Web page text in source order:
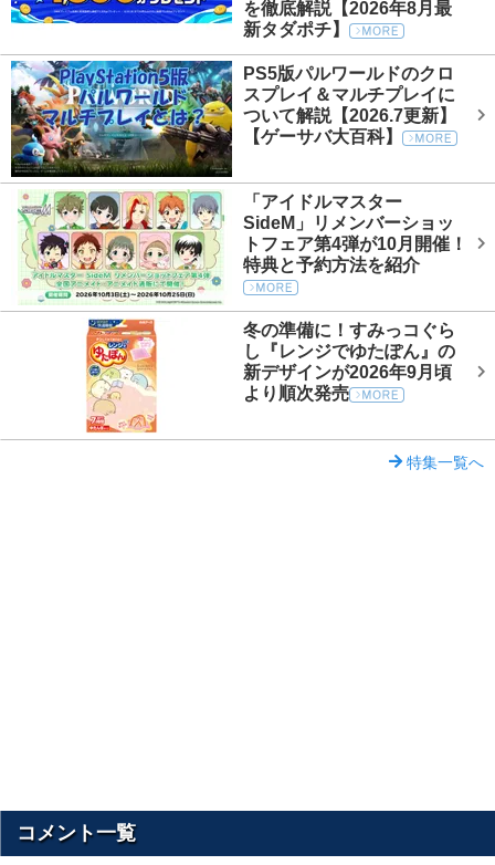
を徹底解説【2026年8月最
新タダポチ】
PS5版パルワールドのクロ
スプレイ＆マルチプレイに
ついて解説【2026.7更新】
【ゲーサバ大百科】
「アイドルマスター
SideM」リメンバーショッ
トフェア第4弾が10月開催！
特典と予約方法を紹介
冬の準備に！すみっコぐら
し『レンジでゆたぽん』の
新デザインが2026年9月頃
より順次発売
特集一覧へ
コメント一覧